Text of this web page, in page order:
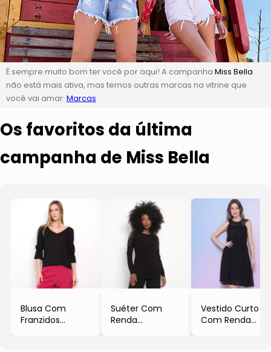
É sempre muito bom ter você por aqui! A campanha Miss Bella
não está mais ativa, mas temos outras marcas na vitrine que
você vai amar: Marcas
Os favoritos da última
campanha de Miss Bella
Blusa Com
Franzidos
Suéter Com
Renda
Vestido Curto
Com Renda